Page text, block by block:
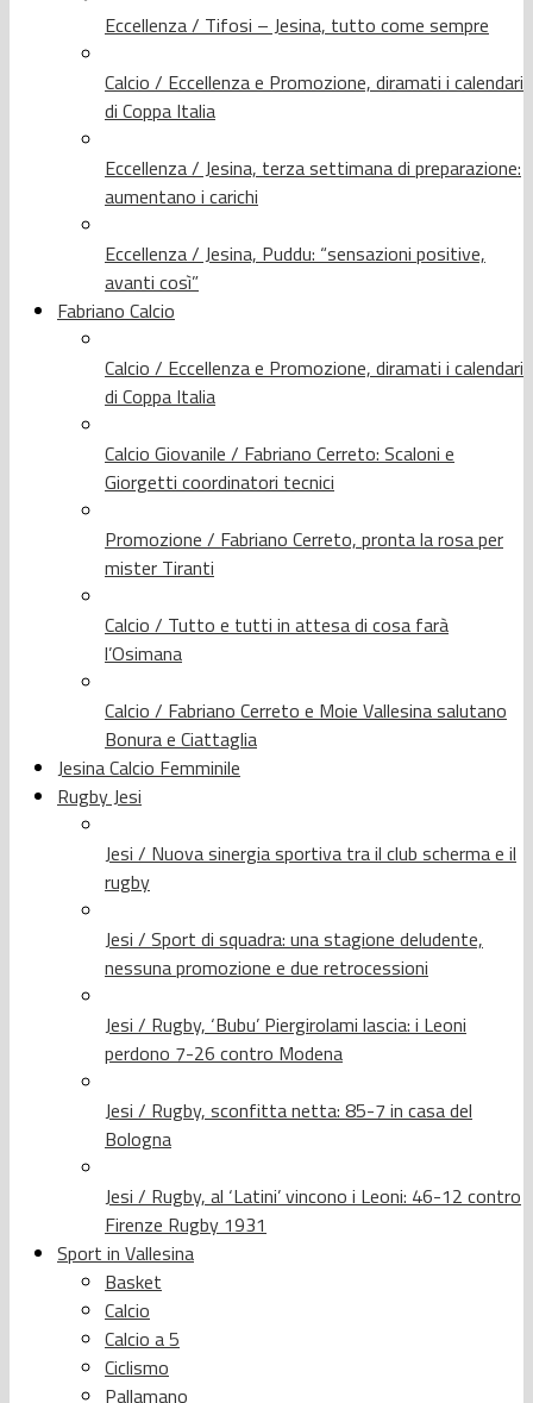
Eccellenza / Tifosi – Jesina, tutto come sempre
Calcio / Eccellenza e Promozione, diramati i calendari
di Coppa Italia
Eccellenza / Jesina, terza settimana di preparazione:
aumentano i carichi
Eccellenza / Jesina, Puddu: “sensazioni positive,
avanti così”
Fabriano Calcio
Calcio / Eccellenza e Promozione, diramati i calendari
di Coppa Italia
Calcio Giovanile / Fabriano Cerreto: Scaloni e
Giorgetti coordinatori tecnici
Promozione / Fabriano Cerreto, pronta la rosa per
mister Tiranti
Calcio / Tutto e tutti in attesa di cosa farà
l’Osimana
Calcio / Fabriano Cerreto e Moie Vallesina salutano
Bonura e Ciattaglia
Jesina Calcio Femminile
Rugby Jesi
Jesi / Nuova sinergia sportiva tra il club scherma e il
rugby
Jesi / Sport di squadra: una stagione deludente,
nessuna promozione e due retrocessioni
Jesi / Rugby, ‘Bubu’ Piergirolami lascia: i Leoni
perdono 7-26 contro Modena
Jesi / Rugby, sconfitta netta: 85-7 in casa del
Bologna
Jesi / Rugby, al ‘Latini’ vincono i Leoni: 46-12 contro
Firenze Rugby 1931
Sport in Vallesina
Basket
Calcio
Calcio a 5
Ciclismo
Pallamano